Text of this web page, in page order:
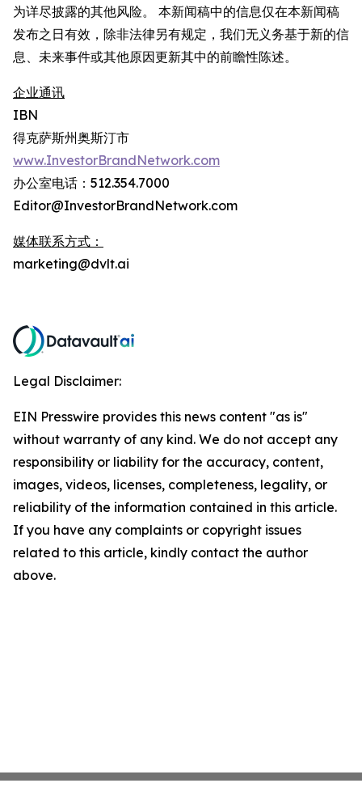
为详尽披露的其他风险。 本新闻稿中的信息仅在本新闻稿
发布之日有效，除非法律另有规定，我们无义务基于新的信
息、未来事件或其他原因更新其中的前瞻性陈述。
企业通讯
IBN
得克萨斯州奥斯汀市
www.InvestorBrandNetwork.com
办公室电话：512.354.7000
Editor@InvestorBrandNetwork.com
媒体联系方式：
marketing@dvlt.ai
Legal Disclaimer:
EIN Presswire provides this news content "as is"
without warranty of any kind. We do not accept any
responsibility or liability for the accuracy, content,
images, videos, licenses, completeness, legality, or
reliability of the information contained in this article.
If you have any complaints or copyright issues
related to this article, kindly contact the author
above.